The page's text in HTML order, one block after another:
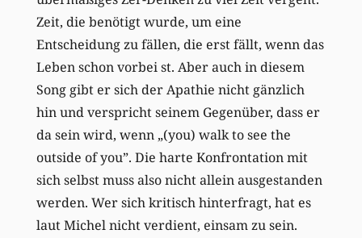
Zeit, die benötigt wurde, um eine
Entscheidung zu fällen, die erst fällt, wenn das
Leben schon vorbei st. Aber auch in diesem
Song gibt er sich der Apathie nicht gänzlich
hin und verspricht seinem Gegenüber, dass er
da sein wird, wenn „(you) walk to see the
outside of you”. Die harte Konfrontation mit
sich selbst muss also nicht allein ausgestanden
werden. Wer sich kritisch hinterfragt, hat es
laut Michel nicht verdient, einsam zu sein.